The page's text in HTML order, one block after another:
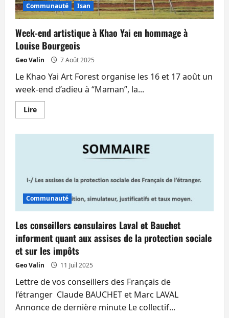
Communauté Isan
Week-end artistique à Khao Yai en hommage à
Louise Bourgeois
Geo Valin 7 Août 2025
Le Khao Yai Art Forest organise les 16 et 17 août un
week-end d’adieu à “Maman”, la...
LireEn
savoir
en
à
Louise
Bourgeois
Communauté
Les conseillers consulaires Laval et Bauchet
informent quant aux assises de la protection sociale
et sur les impôts
Geo Valin 11 Juil 2025
Lettre de vos conseillers des Français de
l’étranger Claude BAUCHET et Marc LAVAL
Annonce de dernière minute Le collectif...